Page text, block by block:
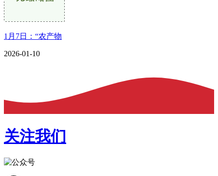
1月7日：“农产物
2026-01-10
关注我们